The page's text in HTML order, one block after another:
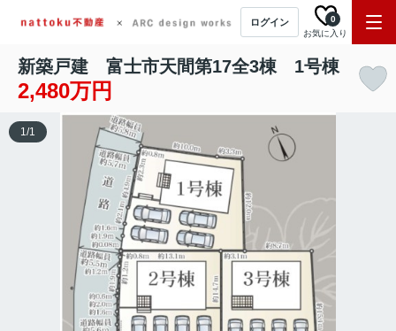
ログイン
お気に入り
0
新築戸建 富士市天間第17全3棟 1号棟
2,480万円
1/1